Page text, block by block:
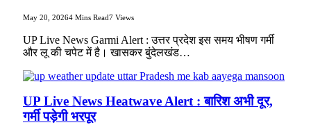
May 20, 20264 Mins Read7 Views
UP Live News Garmi Alert : उत्तर प्रदेश इस समय भीषण गर्मी
और लू की चपेट में है। खासकर बुंदेलखंड…
UP Live News Heatwave Alert : बारिश अभी दूर,
गर्मी पड़ेगी भरपूर